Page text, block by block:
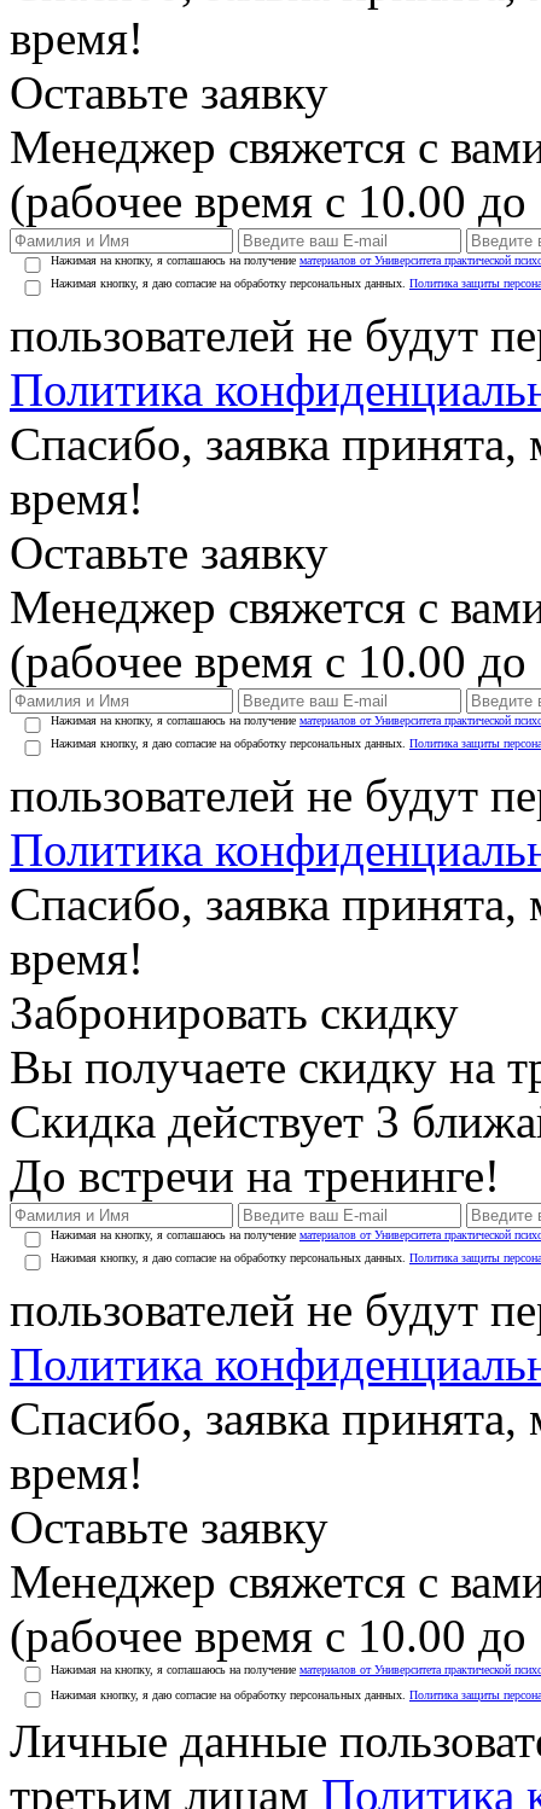
время!
Оставьте заявку
Менеджер свяжется с
(рабочее время с 10.00
Нажимая на кнопку, я соглашаюсь на получение материалов от Университета практической
Нажимая кнопку, я даю согласие на обработку персональных данных. Политика защиты
пользователей не будут
Политика
Спасибо, заявка
время!
Оставьте заявку
Менеджер свяжется с
(рабочее время с 10.00
Нажимая на кнопку, я соглашаюсь на получение материалов от Университета практической
Нажимая кнопку, я даю согласие на обработку персональных данных. Политика защиты
пользователей не будут
Политика
Спасибо, заявка
время!
Забронировать скидку
Вы получаете скидку на
Скидка действует 3
До встречи на тренинге!
Нажимая на кнопку, я соглашаюсь на получение материалов от Университета практической
Нажимая кнопку, я даю согласие на обработку персональных данных. Политика защиты
пользователей не будут
Политика
Спасибо, заявка
время!
Оставьте заявку
Менеджер свяжется с
(рабочее время с 10.00
Нажимая на кнопку, я соглашаюсь на получение материалов от Университета практической
Нажимая кнопку, я даю согласие на обработку персональных данных. Политика защиты
Личные данные
третьим лицам Политика